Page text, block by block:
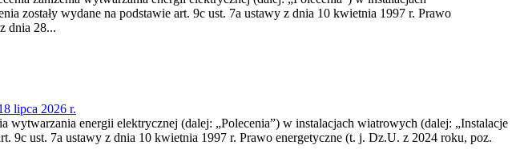
zostały wydane na podstawie art. 9c ust. 7a ustawy z dnia 10 kwietnia 1997 r. Prawo
dnia 28...
lipca 2026 r.
energii elektrycznej (dalej: „Polecenia”) w instalacjach wiatrowych (dalej: „Instalacje
9c ust. 7a ustawy z dnia 10 kwietnia 1997 r. Prawo energetyczne (t. j. Dz.U. z 2024 roku, poz.